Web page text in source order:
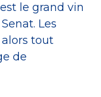
le grand vin
Les
tout
de